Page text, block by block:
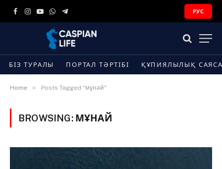
Facebook
Instagram
YouTube
WhatsApp
Telegram
РУС
БІЗ ТУРАЛЫ ПОРТАЛ ТӘРТІБІ ҚҰПИЯЛЫЛЫҚ
Home » Posts Tagged "мұнай"
BROWSING: МҰНАЙ